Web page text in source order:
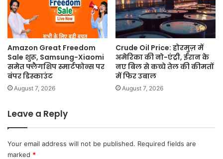
सख्त
कार्रवाई।
Amazon Great Freedom
Sale शुरू, Samsung-Xiaomi
समेत फ्लैगशिप स्मार्टफोन्स पर
बंपर डिस्काउंट
August 7, 2026
Crude Oil Price: होरमुज़ में
अमेरिका की नो-एंट्री, ईरान के
नए बिल से कच्चे तेल की कीमतों
में फिर उबाल
August 7, 2026
Leave a Reply
Your email address will not be published. Required fields are
marked *